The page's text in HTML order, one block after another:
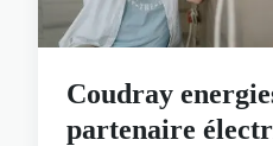
Coudray
partenaire